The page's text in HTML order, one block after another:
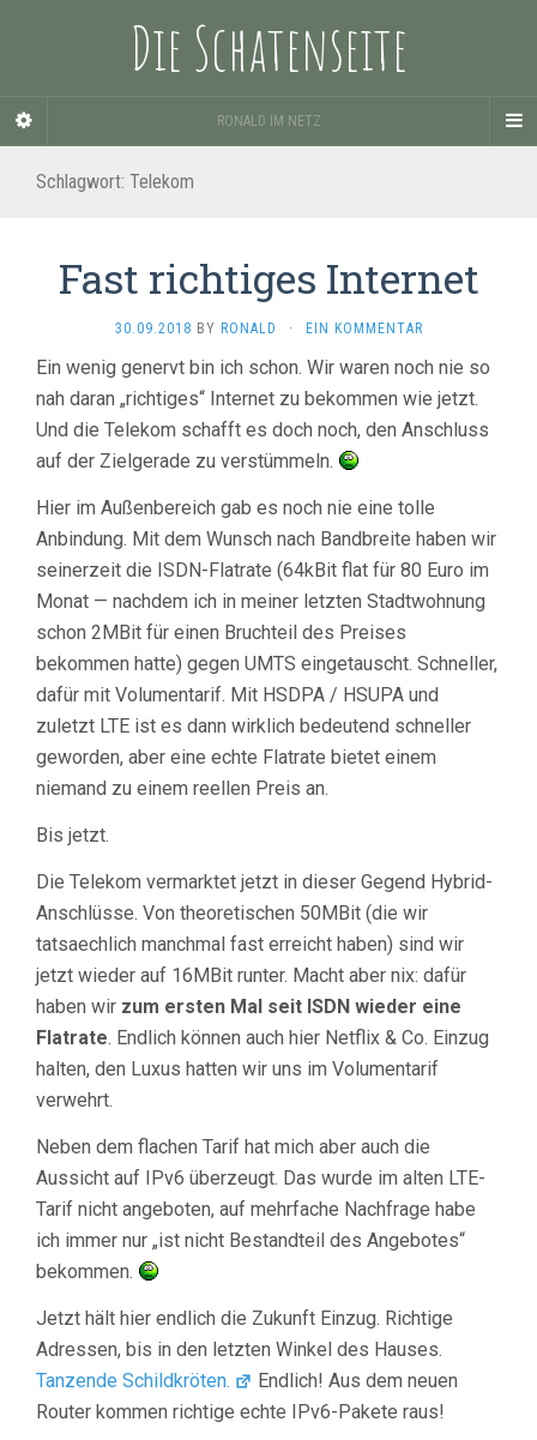
Die Schatenseite
RONALD IM NETZ
Schlagwort: Telekom
Fast richtiges Internet
30.09.2018 BY RONALD · EIN KOMMENTAR
Ein wenig genervt bin ich schon. Wir waren noch nie so
nah daran „richtiges“ Internet zu bekommen wie jetzt.
Und die Telekom schafft es doch noch, den Anschluss
auf der Zielgerade zu verstümmeln.
Hier im Außenbereich gab es noch nie eine tolle
Anbindung. Mit dem Wunsch nach Bandbreite haben wir
seinerzeit die ISDN-Flatrate (64kBit flat für 80 Euro im
Monat — nachdem ich in meiner letzten Stadtwohnung
schon 2MBit für einen Bruchteil des Preises
bekommen hatte) gegen UMTS eingetauscht. Schneller,
dafür mit Volumentarif. Mit HSDPA / HSUPA und
zuletzt LTE ist es dann wirklich bedeutend schneller
geworden, aber eine echte Flatrate bietet einem
niemand zu einem reellen Preis an.
Bis jetzt.
Die Telekom vermarktet jetzt in dieser Gegend Hybrid-
Anschlüsse. Von theoretischen 50MBit (die wir
tatsaechlich manchmal fast erreicht haben) sind wir
jetzt wieder auf 16MBit runter. Macht aber nix: dafür
haben wir zum ersten Mal seit ISDN wieder eine
Flatrate. Endlich können auch hier Netflix & Co. Einzug
halten, den Luxus hatten wir uns im Volumentarif
verwehrt.
Neben dem flachen Tarif hat mich aber auch die
Aussicht auf IPv6 überzeugt. Das wurde im alten LTE-
Tarif nicht angeboten, auf mehrfache Nachfrage habe
ich immer nur „ist nicht Bestandteil des Angebotes“
bekommen.
Jetzt hält hier endlich die Zukunft Einzug. Richtige
Adressen, bis in den letzten Winkel des Hauses.
Tanzende Schildkröten.
Endlich! Aus dem neuen
Router kommen richtige echte IPv6-Pakete raus!